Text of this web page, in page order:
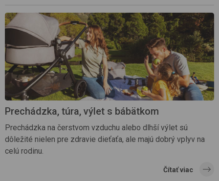
Prechádzka, túra, výlet s bábätkom
Prechádzka na čerstvom vzduchu alebo dlhší výlet sú
dôležité nielen pre zdravie dieťaťa, ale majú dobrý vplyv na
celú rodinu.
Čítať viac